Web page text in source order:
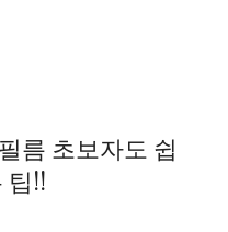
름 초보자도 쉽
팁!!